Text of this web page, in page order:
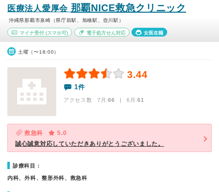
医療法人愛厚会 那覇NICE救急クリニック
沖縄県那覇市泉崎（県庁前駅、旭橋駅、壺川駅）
マイナ受付 (スマホ可) 電子処方せん対応 女医在籍
土曜（〜18:00）
3.44
1件
アクセス数 7月:66 | 6月:61
救急科
5.0
誠心誠意対応していただきありがとうございました。
診療科目：
内科、外科、整形外科、救急科